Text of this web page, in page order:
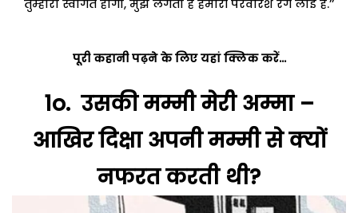
तुम्हारा स्वागत होगा, मुझे लगता है हमारी परवरिश रंग लाई है.’’
पूरी कहानी पढ़ने के लिए यहां क्लिक करें…
1o. उसकी मम्मी मेरी अम्मा –
आखिर दिक्षा अपनी मम्मी से क्यों
नफरत करती थी?